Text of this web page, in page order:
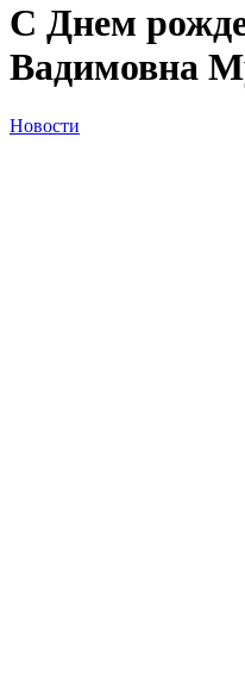
С Днем
Вадимовна
Новости